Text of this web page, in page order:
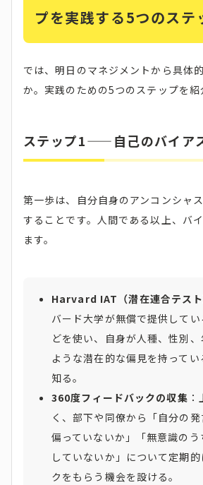
プを実践する5つのステ
では、明日のマネジメントから具体
か。実践のための5つのステップを紹
ステップ1——自己のバイア
第一歩は、自分自身のアンコンシャ
することです。人間である以上、バ
ます。
Harvard IAT（潜在連合テス
バード大学が無償で提供して
どを使い、自身が人種、性別
ような潜在的な偏見を持って
知る。
360度フィードバックの収集
く、部下や同僚から「自分の
偏っていないか」「無意識のう
していないか」について定期
クをもらう機会を設ける。